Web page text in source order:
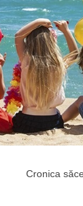
Cronica